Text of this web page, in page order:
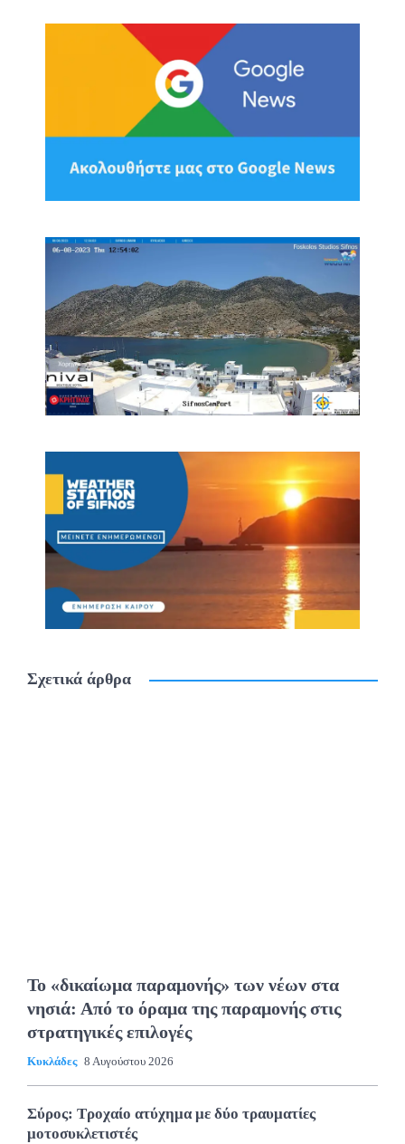
Σχετικά άρθρα
Το «δικαίωμα παραμονής» των νέων στα
νησιά: Από το όραμα της παραμονής στις
στρατηγικές επιλογές
Κυκλάδες 8 Αυγούστου 2026
Σύρος: Τροχαίο ατύχημα με δύο τραυματίες
μοτοσυκλετιστές